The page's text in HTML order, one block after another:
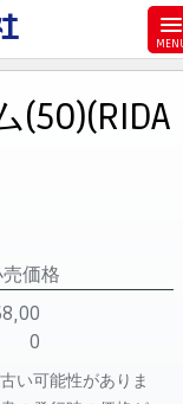
価格
0
い可能性がありま